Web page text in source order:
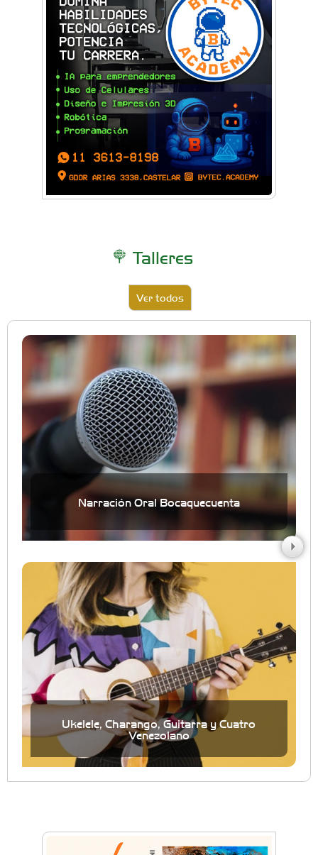
Talleres
Ver todos
Narración Oral Bocaquecuenta
Ukelele, Charango, Guitarra y Cuatro
Venezolano